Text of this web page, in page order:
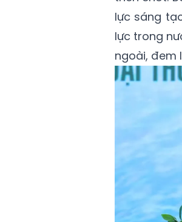
lực sáng
lực trong
ngoài, đem